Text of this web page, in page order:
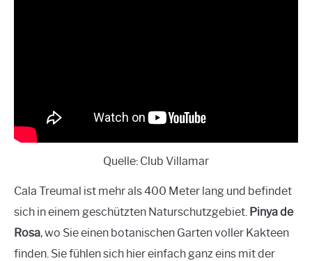
Quelle: Club Villamar
Cala Treumal ist mehr als 400 Meter lang und befindet
sich in einem geschützten Naturschutzgebiet. Pinya de
Rosa, wo Sie einen botanischen Garten voller Kakteen
finden. Sie fühlen sich hier einfach ganz eins mit der